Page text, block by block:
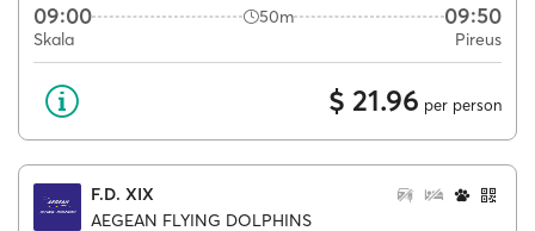
09:00 50m 09:50
Skala Pireus
$ 21.96 per person
F.D. XIX
AEGEAN FLYING DOLPHINS